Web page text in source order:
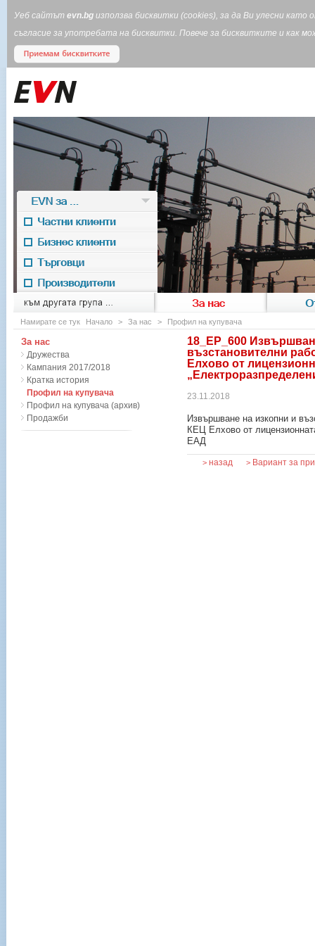
Уеб сайтът evn.bg използва бисквитки (cookies), за да Ви улесни
съгласие за употребата на бисквитки. Повече за бисквитките и
към другата група ... За нас
EVN for
EVN за ...
Частни клиенти
Бизнес клиенти
Търговци
Производители
Намирате се тук Начало > За нас > Профил на купувача
18_ЕР_600
възстановителни
Елхово от
23.11.2018
Извършване на изкопни и
КЕЦ Елхово от
ЕАД
> назад > Вариант за
За нас
Дружества
Кампания 2017/2018
Кратка история
Профил на купувача
Профил на купувача (архив)
Продажби